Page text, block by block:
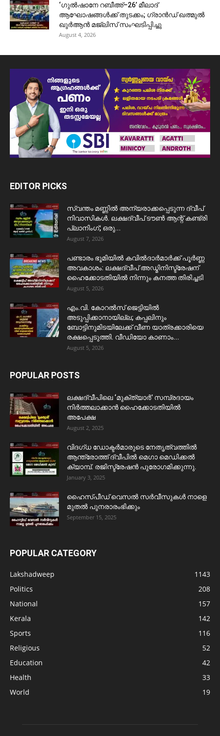
‘ഗുൽഷാനേ റബീഅ്–26’ മീലാദ്
ആഘോഷങ്ങൾക്ക് തുടക്കം; ഗ്രാൻഡ് ഖത്മുൽ
ഖുർആൻ മജ്‌ലിസ് സംഘടിപ്പിച്ചു
August 4, 2026
EDITOR PICKS
സ്വന്തം മണ്ണിൽ അന്യരാക്കപ്പെടുന്ന ദ്വീപ്
നിവാസികൾ. ലക്ഷദ്വീപ് ടൗൺ ആന്റ് കണ്ട്രി
പ്ലാനിംഗ്; ഒരു...
August 7, 2026
പണ്ടാരം ഭൂമിയിൽ കവിൽദാർമാർക്ക് പൂർണ്ണ
അവകാശം: ലക്ഷദ്വീപ് അഡ്മിനിസ്ട്രേഷന്
ഹൈക്കോടതിയിൽ നിന്നും കനത്ത തിരിച്ചടി
August 5, 2026
​എം.വി. കോറൽസ് ജെട്ടിയിൽ
അടുപ്പിക്കാനായില്ല; കപ്പലിനും
ബോട്ടിനുമിടയിലേക്ക് വീണ യാത്രക്കാരിയെ
രക്ഷപ്പെടുത്തി. വീഡിയോ കാണാം...
August 5, 2026
POPULAR POSTS
ലക്ഷദ്വീപിലെ ‘മുക്ത്യാർ’ സമ്പ്രദായം
നിർത്തലാക്കാൻ ഹൈക്കോടതിയിൽ
അപേക്ഷ
August 2, 2025
വിദഗ്ധ ഡോക്ടർമാരുടെ നേതൃത്വത്തിൽ
ആന്ത്രോത്ത് ദ്വീപിൽ മെഗാ മെഡിക്കൽ
ക്യാമ്പ്. രജിസ്ട്രേഷൻ പുരോഗമിക്കുന്നു.
January 3, 2025
ഹൈസ്പീഡ് വെസൽ സർവീസുകൾ നാളെ
മുതൽ പുനരാരംഭിക്കും
September 15, 2025
POPULAR CATEGORY
Lakshadweep
1143
Politics
208
National
157
Kerala
142
Sports
116
Religious
52
Education
42
Health
33
World
19